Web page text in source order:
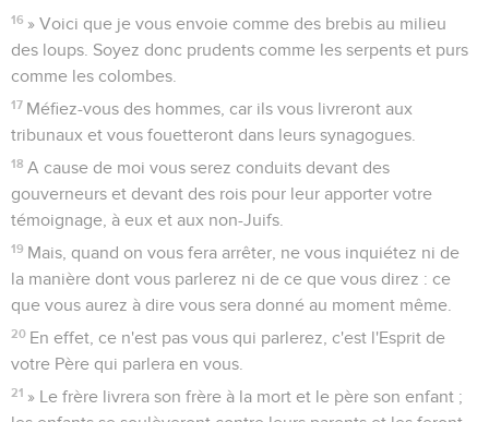
16 » Voici que je vous envoie comme des brebis au milieu
des loups. Soyez donc prudents comme les serpents et purs
comme les colombes.
17 Méfiez-vous des hommes, car ils vous livreront aux
tribunaux et vous fouetteront dans leurs synagogues.
18 A cause de moi vous serez conduits devant des
gouverneurs et devant des rois pour leur apporter votre
témoignage, à eux et aux non-Juifs.
19 Mais, quand on vous fera arrêter, ne vous inquiétez ni de
la manière dont vous parlerez ni de ce que vous direz : ce
que vous aurez à dire vous sera donné au moment même.
20 En effet, ce n'est pas vous qui parlerez, c'est l'Esprit de
votre Père qui parlera en vous.
21 » Le frère livrera son frère à la mort et le père son enfant ;